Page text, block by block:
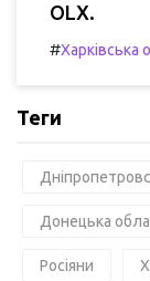
OLX.
#Харківська
Теги
Донецька
Росіяни